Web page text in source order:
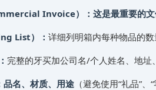
Invoice）：这是最重要的文
List）： 详细列明箱内每种物品的
完整的‌‌‌牙买加公司名/个人姓名、地址
品名、材质、用途 （避免使用“礼品”、